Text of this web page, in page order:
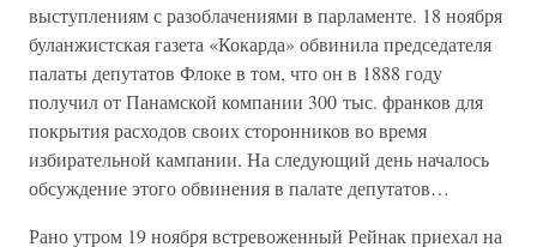
выступлениям с разоблачениями в парламенте. 18 ноября
буланжистская газета «Кокарда» обвинила председателя
палаты депутатов Флоке в том, что он в 1888 году
получил от Панамской компании 300 тыс. франков для
покрытия расходов своих сторонников во время
избирательной кампании. На следующий день началось
обсуждение этого обвинения в палате депутатов…
Рано утром 19 ноября встревоженный Рейнак приехал на